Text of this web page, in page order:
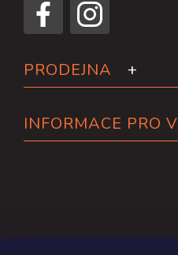
PRODEJNA
INFORMACE PRO